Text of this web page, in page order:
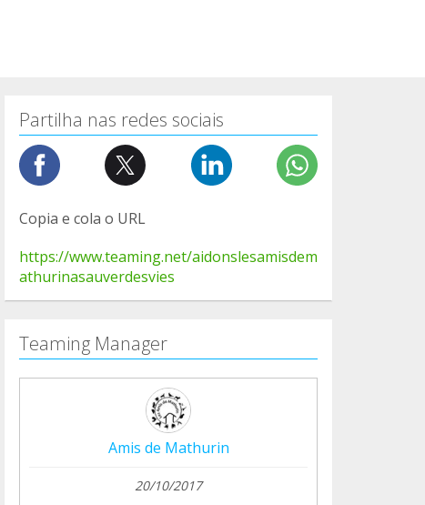
Partilha nas redes sociais
Copia e cola o URL
https://www.teaming.net/aidonslesamisdem
athurinasauverdesvies
Teaming Manager
Amis de Mathurin
20/10/2017